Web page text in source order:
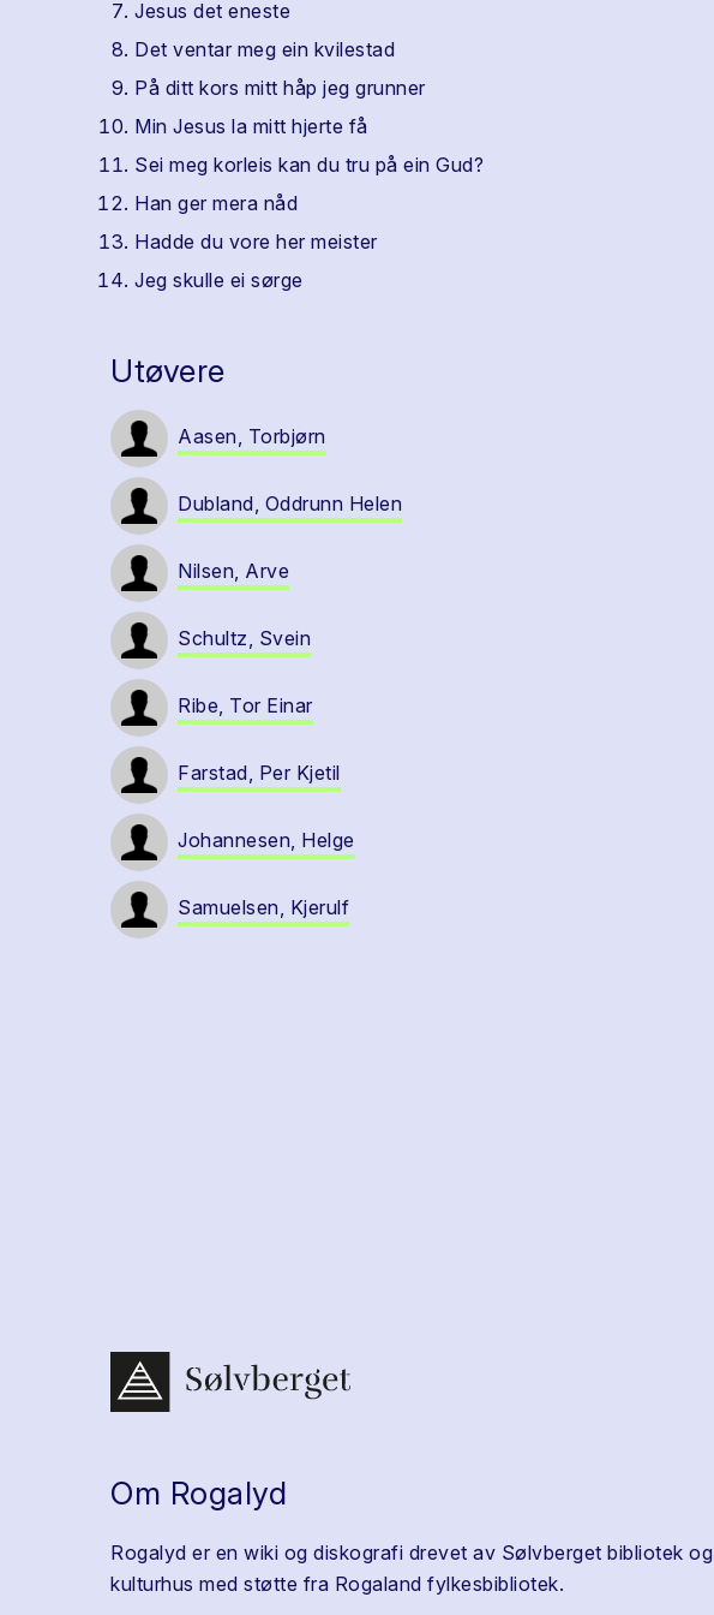
Jesus det eneste
Det ventar meg ein kvilestad
På ditt kors mitt håp jeg grunner
Min Jesus la mitt hjerte få
Sei meg korleis kan du tru på ein Gud?
Han ger mera nåd
Hadde du vore her meister
Jeg skulle ei sørge
Utøvere
Aasen, Torbjørn
Dubland, Oddrunn Helen
Nilsen, Arve
Schultz, Svein
Ribe, Tor Einar
Farstad, Per Kjetil
Johannesen, Helge
Samuelsen, Kjerulf
Om Rogalyd
Rogalyd er en wiki og diskografi drevet av Sølvberget bibliotek og
kulturhus med støtte fra Rogaland fylkesbibliotek.